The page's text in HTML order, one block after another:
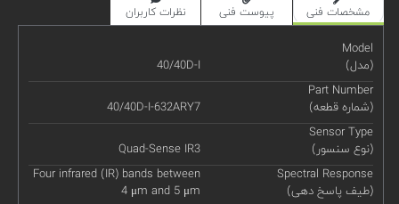
مشخصات فنی پیوست فنی نظرات کاربران
Model
(مدل)
40/40D-I
Part Number
(شماره قطعه)
40/40D-I-632ARY7
Sensor Type
(نوع سنسور)
Quad-Sense IR3
Spectral Response
(طیف پاسخ دهی)
Four infrared (IR) bands between
4 μm and 5 μm